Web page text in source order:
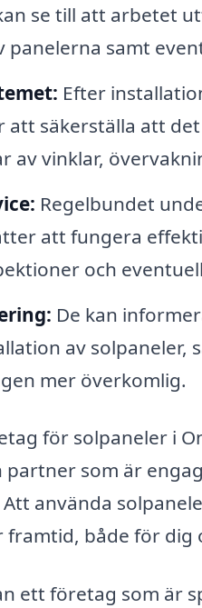
se till att arbetet
panelerna samt
Efter
att säkerställa att
av vinklar,
Regelbundet
att fungera
och
De kan
av solpaneler,
mer överkomlig.
för solpaneler i
partner som är
använda
både för
ett företag som är